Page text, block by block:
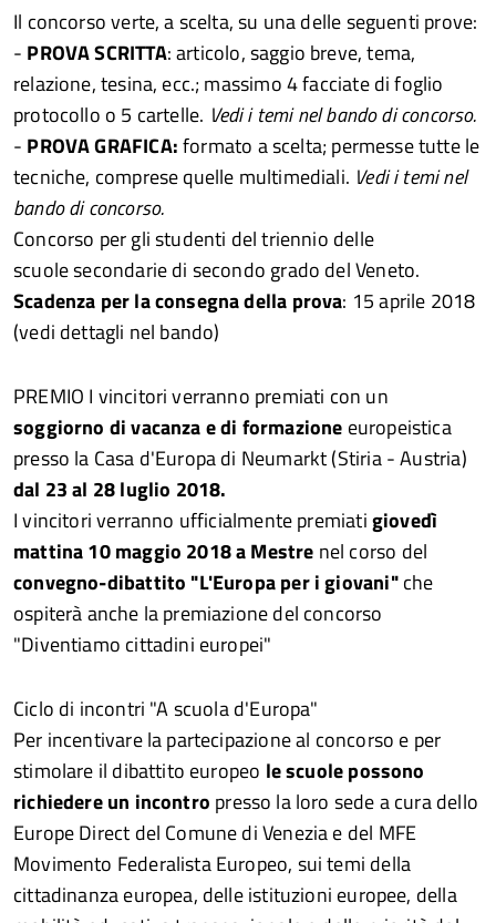
Il concorso verte, a scelta, su una delle seguenti prove:
- PROVA SCRITTA: articolo, saggio breve, tema,
relazione, tesina, ecc.; massimo 4 facciate di foglio
protocollo o 5 cartelle. Vedi i temi nel bando di concorso.
- PROVA GRAFICA:formato a scelta; permesse tutte le
tecniche, comprese quelle multimediali. Vedi i temi nel
bando di concorso.
Concorso per gli studenti del triennio delle
scuole secondarie di secondo grado del Veneto.
Scadenza per la consegna della prova: 15 aprile 2018
(vedi dettagli nel bando)
PREMIO I vincitori verranno premiati con un
soggiorno di vacanza e di formazione europeistica
presso la Casa d'Europa di Neumarkt (Stiria - Austria)
dal 23 al 28 luglio 2018.
I vincitori verranno ufficialmente premiatigiovedì
mattina 10 maggio 2018 a Mestre nel corso del
convegno-dibattito "L'Europa per i giovani"che
ospiterà anche la premiazione del concorso
"Diventiamo cittadini europei"
Ciclo di incontri "A scuola d'Europa"
Per incentivare la partecipazione al concorso e per
stimolare il dibattito europeo le scuole possono
richiedere un incontro presso la loro sede a cura dello
Europe Direct del Comune di Venezia e del MFE
Movimento Federalista Europeo, sui temi della
cittadinanza europea, delle istituzioni europee, della